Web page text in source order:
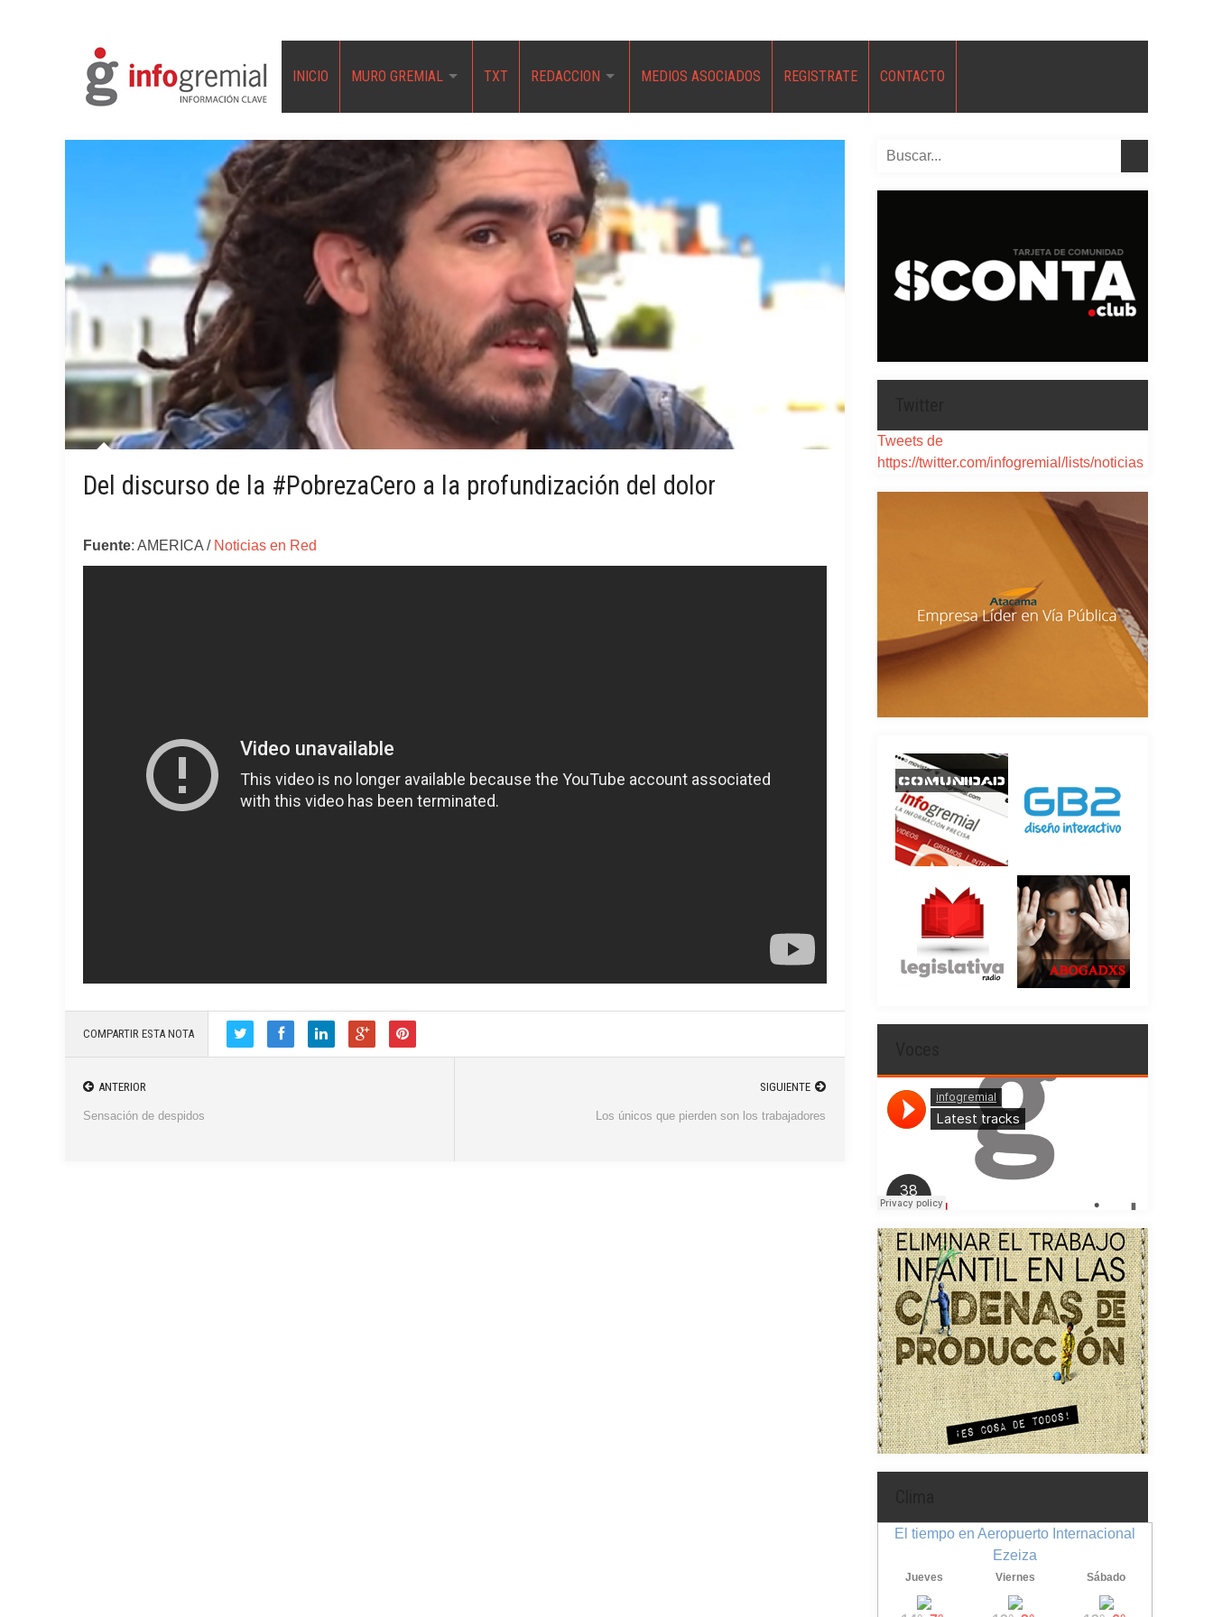
INICIO MURO GREMIAL TXT REDACCION MEDIOS ASOCIADOS REGISTRATE CONTACTO
Del discurso de la #PobrezaCero a la profundización del dolor
Fuente: AMERICA / Noticias en Red
COMPARTIR ESTA NOTA
ANTERIOR
Sensación de despidos
SIGUIENTE
Los únicos que pierden son los trabajadores
Tweets de
https://twitter.com/infogremial/lists/noticias
El tiempo en Aeropuerto Internacional
Ezeiza
Jueves Viernes Sábado